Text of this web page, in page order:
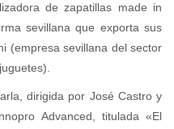
de zapatillas made in
sevillana que exporta sus
(empresa sevillana del sector
dirigida por José Castro y
Advanced, titulada «El